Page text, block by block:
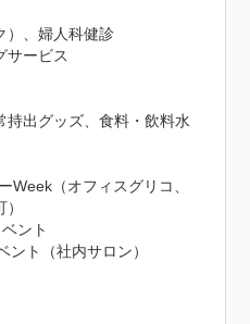
）、婦人科健診
サービス
持出グッズ、食料・飲料水
（オフィスグリコ、
ント
ト（社内サロン）